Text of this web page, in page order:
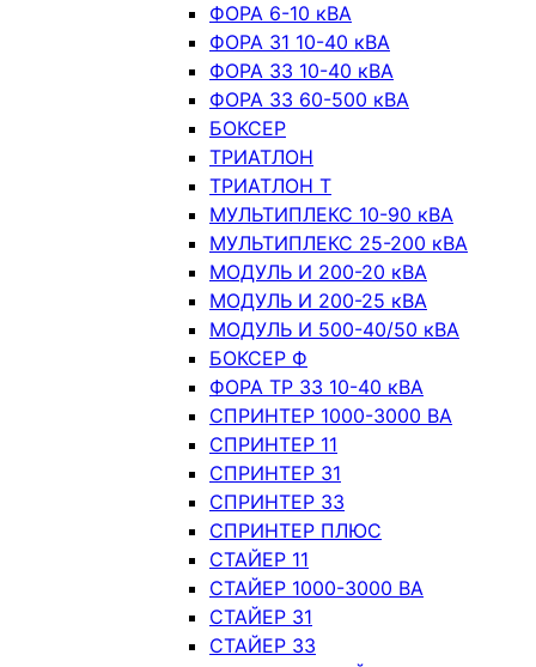
ФОРА 6-10 кВА
ФОРА 31 10-40 кВА
ФОРА 33 10-40 кВА
ФОРА 33 60-500 кВА
БОКСЕР
ТРИАТЛОН
ТРИАТЛОН Т
МУЛЬТИПЛЕКС 10-90 кВА
МУЛЬТИПЛЕКС 25-200 кВА
МОДУЛЬ И 200-20 кВА
МОДУЛЬ И 200-25 кВА
МОДУЛЬ И 500-40/50 кВА
БОКСЕР Ф
ФОРА ТР 33 10-40 кВА
СПРИНТЕР 1000-3000 ВА
СПРИНТЕР 11
СПРИНТЕР 31
СПРИНТЕР 33
СПРИНТЕР ПЛЮС
СТАЙЕР 11
СТАЙЕР 1000-3000 ВА
СТАЙЕР 31
СТАЙЕР 33